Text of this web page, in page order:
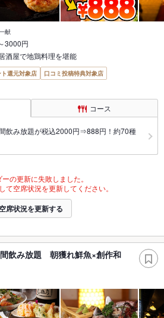
献
3000円
酒屋で地鶏料理を堪能
ト還元対象店
口コミ投稿特典対象店
コース
飲み放題が税込2000円⇒888円！約70種
の更新に失敗しました。
て空席状況を更新してください。
空席状況を更新する
飲み放題 朝獲れ鮮魚×創作和